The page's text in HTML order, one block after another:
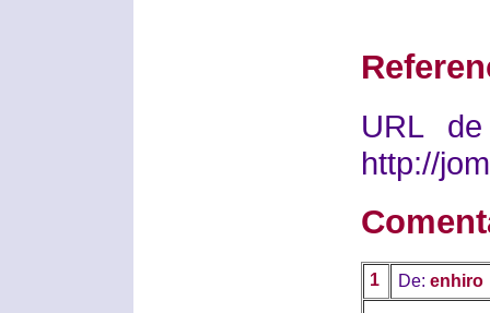
URL
http://
1 De: enhiro